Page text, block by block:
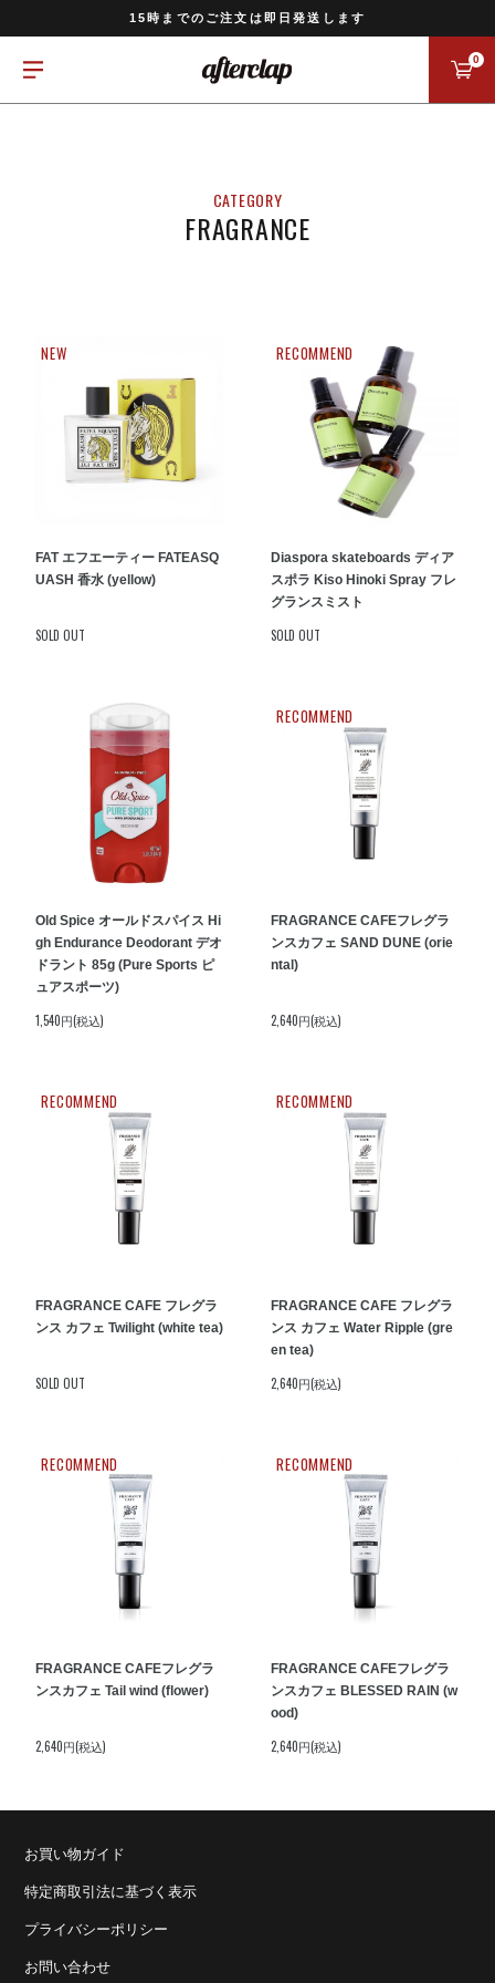
15時までのご注文は即日発送します
0
FRAGRANCE
NEW
FAT エフエーティー FATEASQ
UASH 香水 (yellow)
SOLD OUT
RECOMMEND
Diaspora skateboards ディア
スポラ Kiso Hinoki Spray フレ
グランスミスト
SOLD OUT
Old Spice オールドスパイス Hi
gh Endurance Deodorant デオ
ドラント 85g (Pure Sports ピ
ュアスポーツ)
1,540円(税込)
RECOMMEND
FRAGRANCE CAFEフレグラ
ンスカフェ SAND DUNE (orie
ntal)
2,640円(税込)
RECOMMEND
FRAGRANCE CAFE フレグラ
ンス カフェ Twilight (white tea)
SOLD OUT
RECOMMEND
FRAGRANCE CAFE フレグラ
ンス カフェ Water Ripple (gre
en tea)
2,640円(税込)
RECOMMEND
FRAGRANCE CAFEフレグラ
ンスカフェ Tail wind (flower)
2,640円(税込)
RECOMMEND
FRAGRANCE CAFEフレグラ
ンスカフェ BLESSED RAIN (w
ood)
2,640円(税込)
お買い物ガイド
特定商取引法に基づく表示
プライバシーポリシー
お問い合わせ